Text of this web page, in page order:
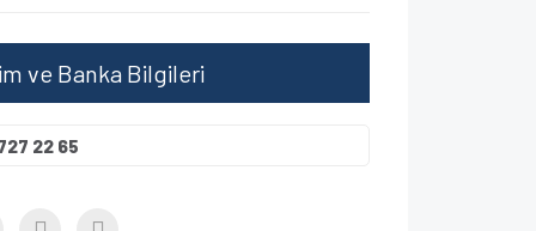
ve Banka Bilgileri
22 65